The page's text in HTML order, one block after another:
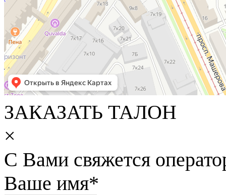
ЗАКАЗАТЬ ТАЛОН
×
С Вами свяжется
Ваше имя*